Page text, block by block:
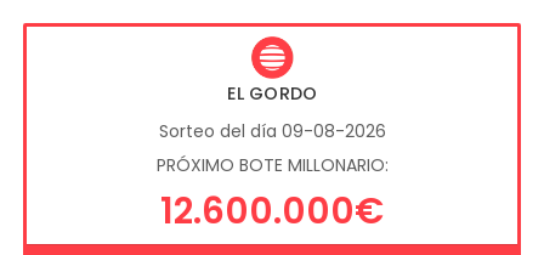
EL GORDO
Sorteo del día 09-08-2026
PRÓXIMO BOTE MILLONARIO:
12.600.000€